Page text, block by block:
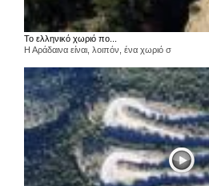
Το ελληνικό χωριό πο...
Η Αράδαινα είναι, λοιπόν, ένα χωριό σ